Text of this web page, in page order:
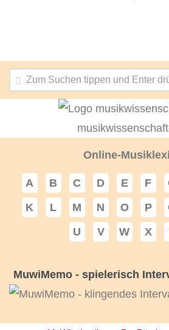
Online-
A B C D E F
K
L M N O P
U
V W X
MuwiMemo - spielerisch